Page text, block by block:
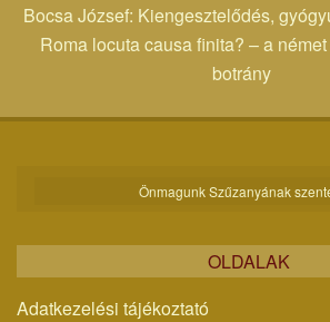
Bocsa József: Kiengesztelődés,
Roma locuta causa finita? – a
botrány
Önmagunk Szűzanyának
OLDALAK
Adatkezelési tájékoztató